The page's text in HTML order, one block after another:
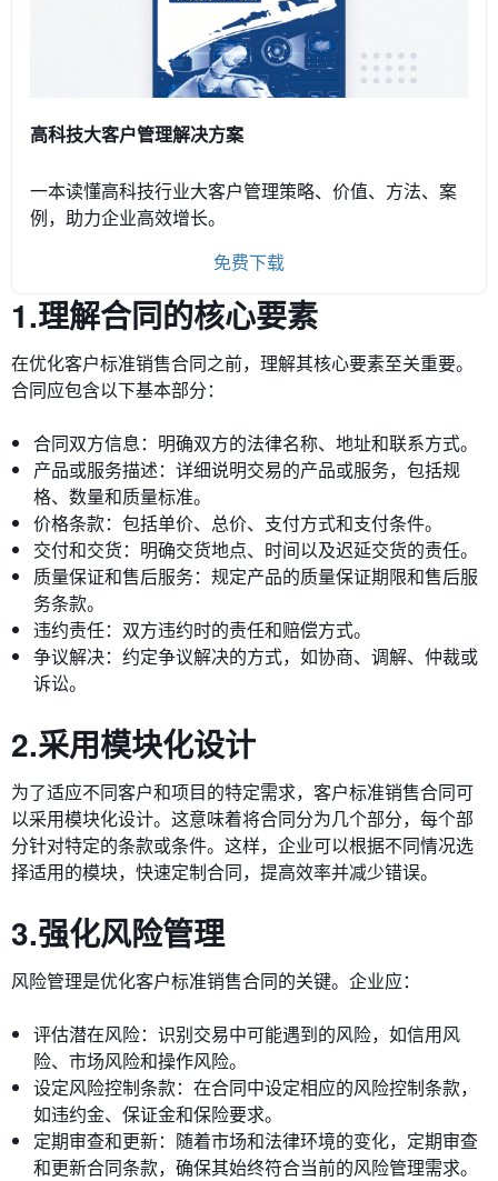
高科技大客户管理解决方案
一本读懂高科技行业大客户管理策略、价值、方法、案
例，助力企业高效增长。
免费下载
1.理解合同的核心要素
在优化客户标准销售合同之前，理解其核心要素至关重要。
合同应包含以下基本部分：
合同双方信息：明确双方的法律名称、地址和联系方式。
产品或服务描述：详细说明交易的产品或服务，包括规
格、数量和质量标准。
价格条款：包括单价、总价、支付方式和支付条件。
交付和交货：明确交货地点、时间以及迟延交货的责任。
质量保证和售后服务：规定产品的质量保证期限和售后服
务条款。
违约责任：双方违约时的责任和赔偿方式。
争议解决：约定争议解决的方式，如协商、调解、仲裁或
诉讼。
2.采用模块化设计
为了适应不同客户和项目的特定需求，客户标准销售合同可
以采用模块化设计。这意味着将合同分为几个部分，每个部
分针对特定的条款或条件。这样，企业可以根据不同情况选
择适用的模块，快速定制合同，提高效率并减少错误。
3.强化风险管理
风险管理是优化客户标准销售合同的关键。企业应：
评估潜在风险：识别交易中可能遇到的风险，如信用风
险、市场风险和操作风险。
设定风险控制条款：在合同中设定相应的风险控制条款，
如违约金、保证金和保险要求。
定期审查和更新：随着市场和法律环境的变化，定期审查
和更新合同条款，确保其始终符合当前的风险管理需求。